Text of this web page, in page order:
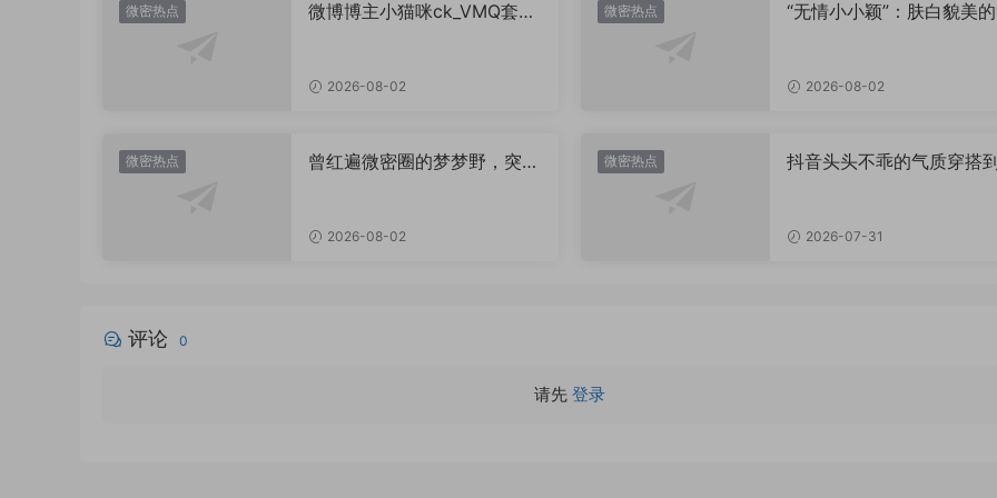
微密热点
微博博主小猫咪ck_VMQ套
2026-08-02
微密热点
“无情小小颖”：肤白貌美
2026-08-02
微密热点
曾红遍微密圈的梦梦野，突然
2026-08-02
微密热点
抖音头头不乖的气质穿搭
2026-07-31
评论 0
请先 登录